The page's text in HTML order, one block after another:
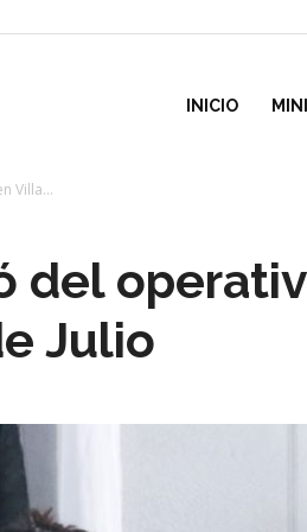
INICIO
Villa...
del
Julio